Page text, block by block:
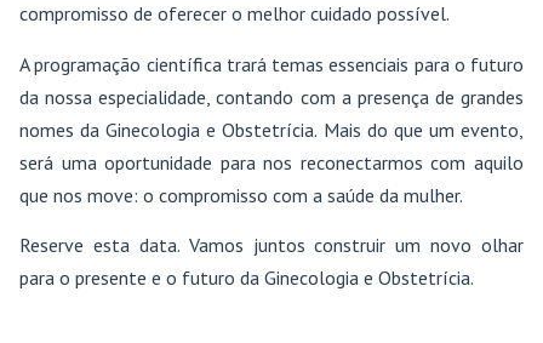
compromisso de oferecer o melhor cuidado possível.
A programação científica trará temas essenciais para o futuro
da nossa especialidade, contando com a presença de grandes
nomes da Ginecologia e Obstetrícia. Mais do que um evento,
será uma oportunidade para nos reconectarmos com aquilo
que nos move: o compromisso com a saúde da mulher.
Reserve esta data. Vamos juntos construir um novo olhar
para o presente e o futuro da Ginecologia e Obstetrícia.